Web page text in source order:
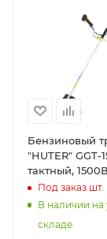
Бензиновый
"HUTER" GGT-
тактный,
нож, бензин
Масло, 6 кг),
Под заказ шт.
В наличии
складе